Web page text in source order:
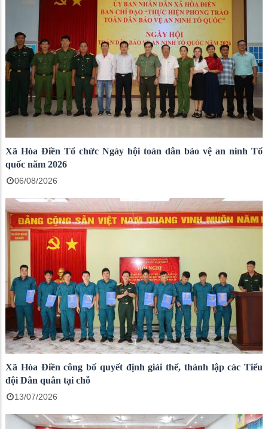
Xã Hòa Điền Tổ chức Ngày hội toàn dân bảo vệ an ninh Tổ
quốc năm 2026
06/08/2026
Xã Hòa Điền công bố quyết định giải thể, thành lập các Tiểu
đội Dân quân tại chỗ
13/07/2026